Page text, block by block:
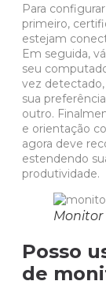
Para
primeiro,
estejam
Em seguida,
seu
vez
sua
outro.
e orientação
agora deve
estendendo
produtividade.
Monitor
Posso
de